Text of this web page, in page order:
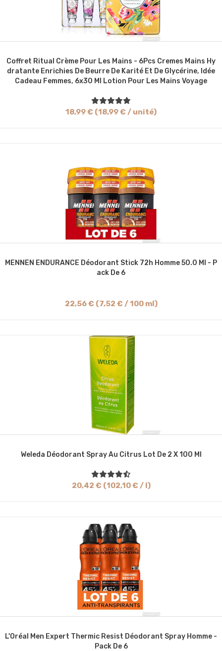
Coffret Ritual Crème Pour Les Mains - 6Pcs Cremes Mains Hy
Dratante Enrichies De Beurre De Karité Et De Glycérine, Idée
Cadeau Femmes, 6x30 Ml Lotion Pour Les Mains Voyage
18,99 € (18,99 € / unité)
MENNEN ENDURANCE Déodorant Stick 72h Homme 50.0 Ml - P
Ack De 6
22,56 € (7,52 € / 100 ml)
Weleda Déodorant Spray Au Citrus Lot De 2 X 100 Ml
20,42 € (102,10 € / l)
L'Oréal Men Expert Thermic Resist Déodorant Spray Homme -
Pack De 6